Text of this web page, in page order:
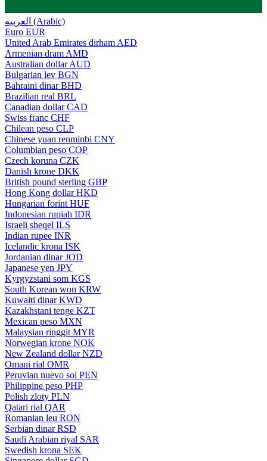
العربية (Arabic)
Euro EUR
United Arab Emirates dirham AED
Armenian dram AMD
Australian dollar AUD
Bulgarian lev BGN
Bahraini dinar BHD
Brazilian real BRL
Canadian dollar CAD
Swiss franc CHF
Chilean peso CLP
Chinese yuan renminbi CNY
Columbian peso COP
Czech koruna CZK
Danish krone DKK
British pound sterling GBP
Hong Kong dollar HKD
Hungarian forint HUF
Indonesian rupiah IDR
Israeli sheqel ILS
Indian rupee INR
Icelandic krona ISK
Jordanian dinar JOD
Japanese yen JPY
Kyrgyzstani som KGS
South Korean won KRW
Kuwaiti dinar KWD
Kazakhstani tenge KZT
Mexican peso MXN
Malaysian ringgit MYR
Norwegian krone NOK
New Zealand dollar NZD
Omani rial OMR
Peruvian nuevo sol PEN
Philippine peso PHP
Polish zloty PLN
Qatari rial QAR
Romanian leu RON
Serbian dinar RSD
Saudi Arabian riyal SAR
Swedish krona SEK